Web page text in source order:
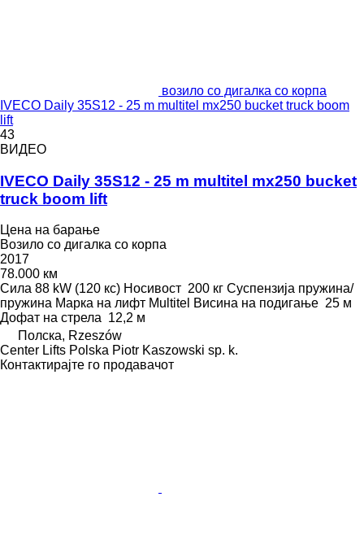
возило со дигалка со корпа
IVECO Daily 35S12 - 25 m multitel mx250 bucket truck boom
lift
43
ВИДЕО
IVECO Daily 35S12 - 25 m multitel mx250 bucket
truck boom lift
Цена на барање
Возило со дигалка со корпа
2017
78.000 км
Сила 88 kW (120 кс) Носивост 200 кг Суспензија пружина/
пружина Марка на лифт Multitel Висина на подигање 25 м
Дофат на стрела 12,2 м
Полска, Rzeszów
Center Lifts Polska Piotr Kaszowski sp. k.
Контактирајте го продавачот